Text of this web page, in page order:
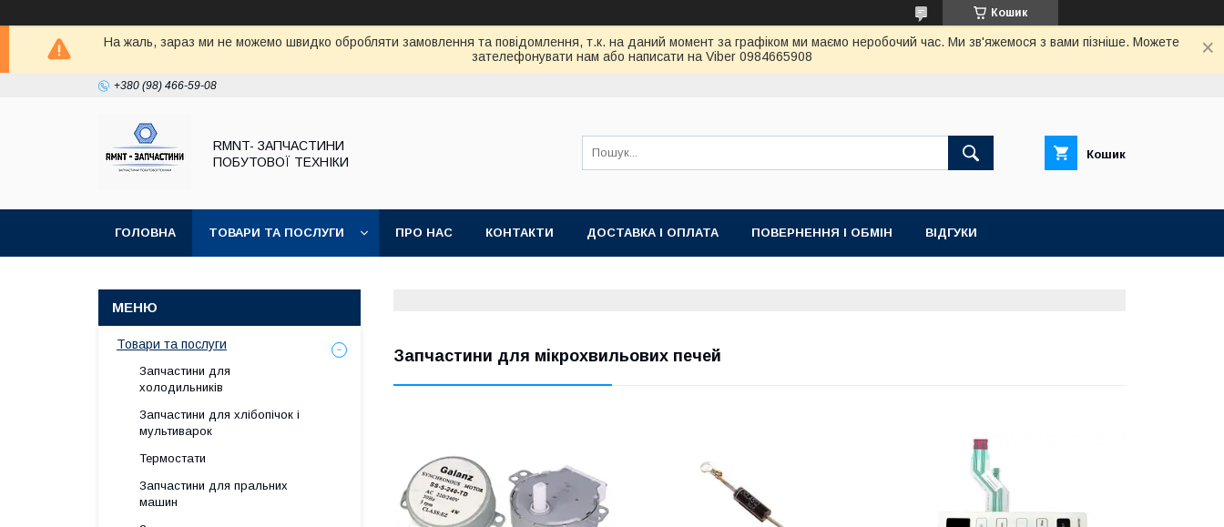
Кошик
На жаль, зараз ми не можемо швидко обробляти замовлення та повідомлення, т.к. на даний момент за графіком ми маємо неробочий час. Ми зв'яжемося з вами пізніше. Можете
зателефонувати нам або написати на Viber 0984665908
+380 (98) 466-59-08
RMNT- ЗАПЧАСТИНИ
ПОБУТОВОЇ ТЕХНІКИ
Кошик
ГОЛОВНА ТОВАРИ ТА ПОСЛУГИ ПРО НАС КОНТАКТИ ДОСТАВКА І ОПЛАТА ПОВЕРНЕННЯ І ОБМІН ВІДГУКИ
Запчастини для мікрохвильових печей
Товари та послуги
Запчастини для
холодильників
Запчастини для хлібопічок і
мультиварок
Термостати
Запчастини для пральних
машин